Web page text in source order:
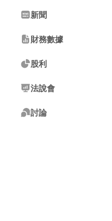
新聞
財務數據
股利
法說會
討論